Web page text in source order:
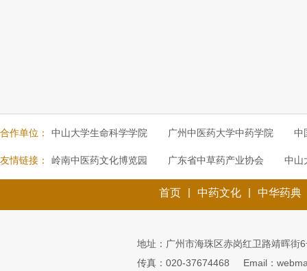
合作单位： 中山大学生命科学学院 广州中医药大学中药学院 中
友情链接： 岭南中医药文化博览园 广东省中草药产业协会 中山
首页 | 中药文化 | 中华药典
地址：广州市海珠区赤岗红卫路靖晖街
传真：020-37674468
Email：